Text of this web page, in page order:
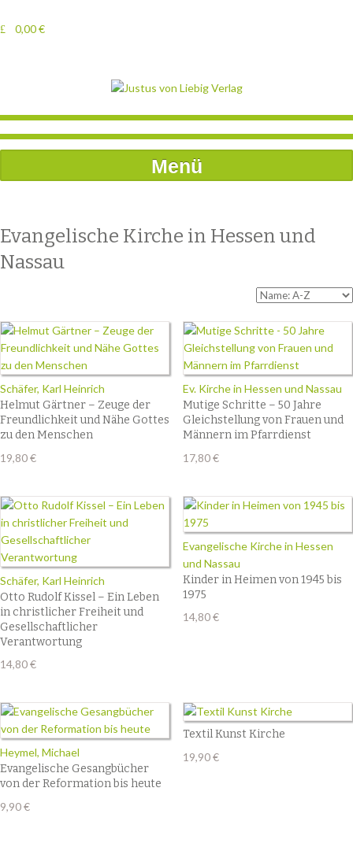
0,00€
Menü
Evangelische Kirche in Hessen und
Nassau
Schäfer, Karl Heinrich
Helmut Gärtner – Zeuge der
Freundlichkeit und Nähe Gottes
zu den Menschen
19,80€
Ev. Kirche in Hessen und Nassau
Mutige Schritte – 50 Jahre
Gleichstellung von Frauen und
Männern im Pfarrdienst
17,80€
Schäfer, Karl Heinrich
Otto Rudolf Kissel – Ein Leben
in christlicher Freiheit und
Gesellschaftlicher
Verantwortung
14,80€
Evangelische Kirche in Hessen
und Nassau
Kinder in Heimen von 1945 bis
1975
14,80€
Heymel, Michael
Evangelische Gesangbücher
von der Reformation bis heute
9,90€
Textil Kunst Kirche
19,90€